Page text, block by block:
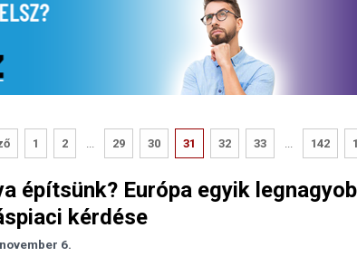
1 2 29 30 31 32 33 142
építsünk? Európa egyik
kérdése
6.